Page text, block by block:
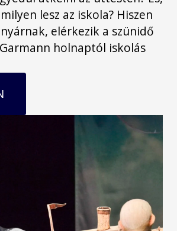
lesz az iskola? Hiszen
elérkezik a szünidő
holnaptól iskolás